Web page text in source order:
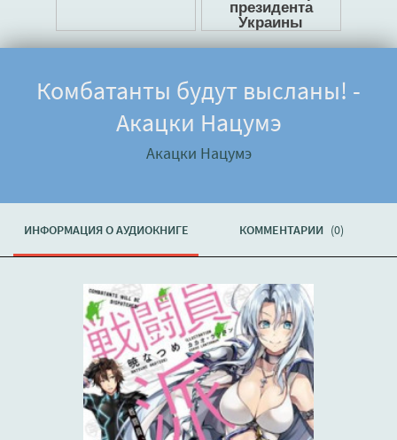
Комбатанты будут высланы! -
Акацки Нацумэ
Акацки Нацумэ
ИНФОРМАЦИЯ О АУДИОКНИГЕ КОММЕНТАРИИ (0)